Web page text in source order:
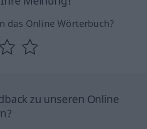
das Online Wörterbuch?
zu unseren Online